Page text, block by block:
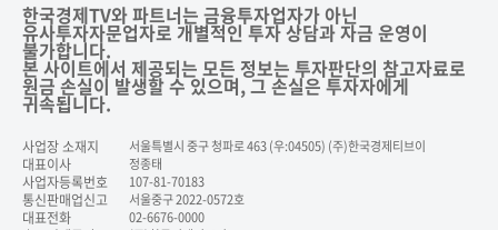
한국경제TV와 파트너는 금융투자업자가 아닌
유사투자자문업자로 개별적인 투자 상담과 자금 운영이
불가합니다.
본 사이트에서 제공되는 모든 정보는 투자판단의 참고자료로
원금 손실이 발생할 수 있으며, 그 손실은 투자자에게
귀속됩니다.
사업장 소재지 서울특별시 중구 청파로 463 (우:04505) (주)한국경제티브이
대표이사 정종태
사업자등록번호 107-81-70183
통신판매업신고 서울중구 2022-0572호
대표전화 02-6676-0000